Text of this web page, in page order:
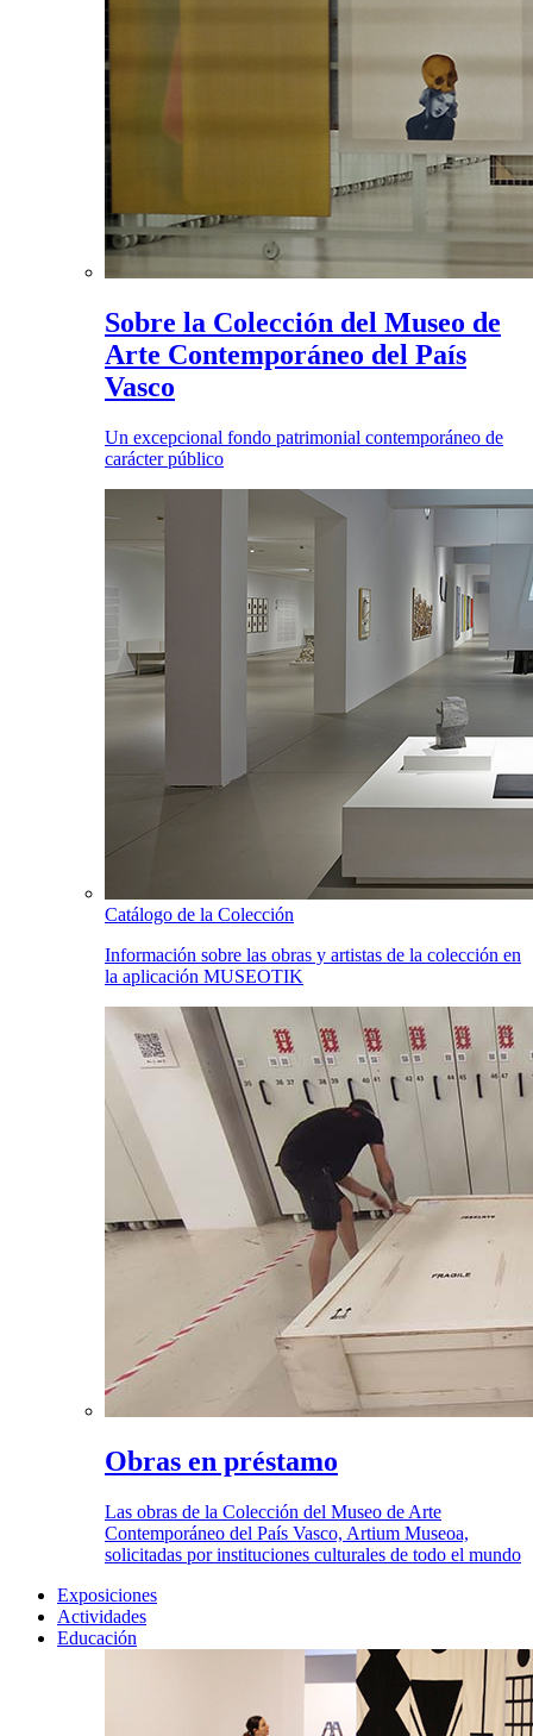
Sobre la Colección del Museo de
Arte Contemporáneo del País
Vasco
Un excepcional fondo patrimonial contemporáneo de
carácter público
Catálogo de la Colección
Información sobre las obras y artistas de la colección en
la aplicación MUSEOTIK
Obras en préstamo
Las obras de la Colección del Museo de Arte
Contemporáneo del País Vasco, Artium Museoa,
solicitadas por instituciones culturales de todo el mundo
Exposiciones
Actividades
Educación